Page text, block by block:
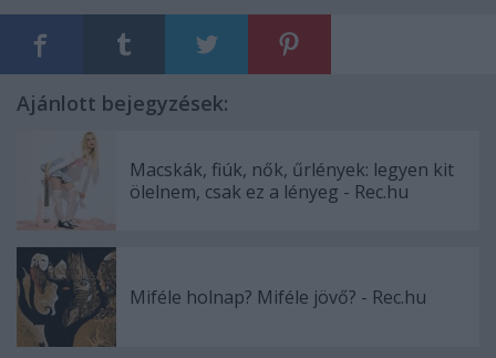
Ajánlott bejegyzések:
Macskák, fiúk, nők, űrlények: legyen kit
ölelnem, csak ez a lényeg - Rec.hu
Miféle holnap? Miféle jövő? - Rec.hu